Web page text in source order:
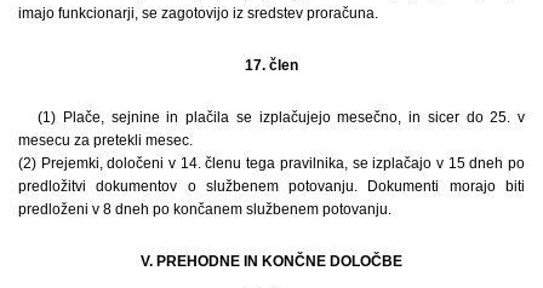
imajo funkcionarji, se zagotovijo iz sredstev proračuna.
17. člen
(1) Plače, sejnine in plačila se izplačujejo mesečno, in sicer do 25. v
mesecu za pretekli mesec.
(2) Prejemki, določeni v 14. členu tega pravilnika, se izplačajo v 15 dneh po
predložitvi dokumentov o službenem potovanju. Dokumenti morajo biti
predloženi v 8 dneh po končanem službenem potovanju.
V. PREHODNE IN KONČNE DOLOČBE